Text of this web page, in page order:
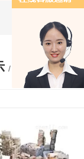
/ PRODUCTS